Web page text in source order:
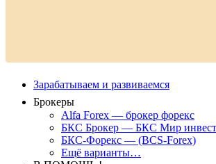
Зарабатываем и развиваемся
Брокеры
Alfa Forex — брокер форекс
БКС Брокер — БКС Мир
БКС-Форекс — (BCS-Forex)
Ещё варианты…